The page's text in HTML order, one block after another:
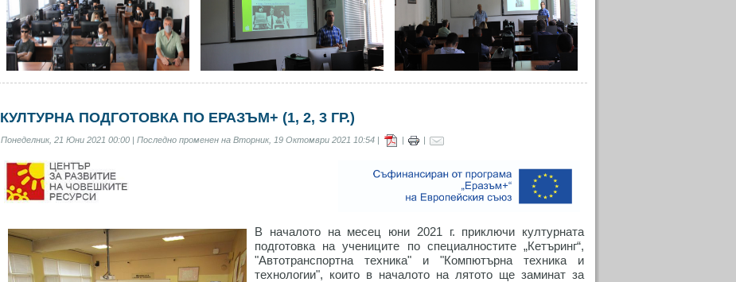
КУЛТУРНА ПОДГОТОВКА ПО ЕРАЗЪМ+ (1, 2, 3 ГР.)
Понеделник, 21 Юни 2021 00:00 | Последно променен на Вторник, 19 Октомври 2021 10:54 | | |
В началото на месец юни 2021 г. приключи културната
подготовка на учениците по специалностите „Кетъринг“,
"Автотранспортна техника" и "Компютърна техника и
технологии", които в началото на лятото ще заминат за